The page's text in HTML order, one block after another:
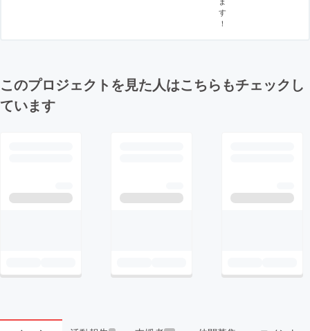
す
！
このプロジェクトを見た人はこちらもチェックし
ています